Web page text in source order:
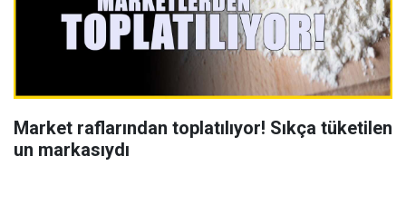
Market raflarından toplatılıyor! Sıkça tüketilen
un markasıydı